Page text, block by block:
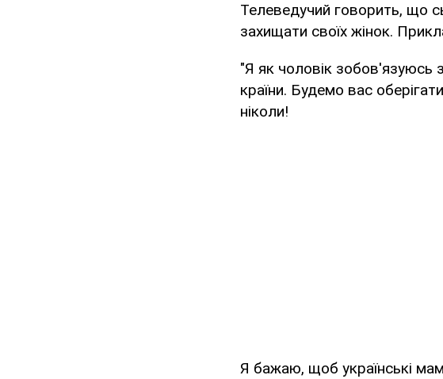
Телеведучий говорить, що
захищати своїх жінок.
"Я як чоловік зобов'язуюсь
країни. Будемо вас
ніколи!
Я бажаю, щоб українські